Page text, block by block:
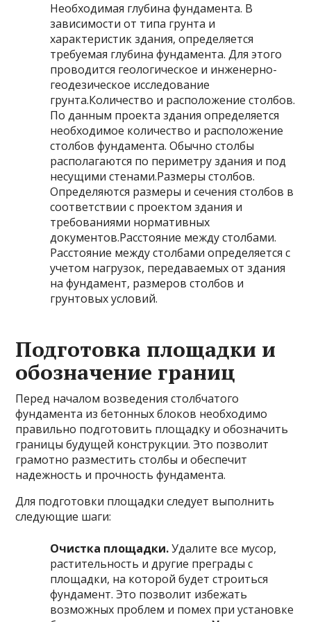
Необходимая глубина фундамента. В
зависимости от типа грунта и
характеристик здания, определяется
требуемая глубина фундамента. Для этого
проводится геологическое и инженерно-
геодезическое исследование
грунта.Количество и расположение столбов.
По данным проекта здания определяется
необходимое количество и расположение
столбов фундамента. Обычно столбы
располагаются по периметру здания и под
несущими стенами.Размеры столбов.
Определяются размеры и сечения столбов в
соответствии с проектом здания и
требованиями нормативных
документов.Расстояние между столбами.
Расстояние между столбами определяется с
учетом нагрузок, передаваемых от здания
на фундамент, размеров столбов и
грунтовых условий.
Подготовка площадки и
обозначение границ
Перед началом возведения столбчатого
фундамента из бетонных блоков необходимо
правильно подготовить площадку и обозначить
границы будущей конструкции. Это позволит
грамотно разместить столбы и обеспечит
надежность и прочность фундамента.
Для подготовки площадки следует выполнить
следующие шаги:
Очистка площадки.Удалите все мусор,
растительность и другие преграды с
площадки, на которой будет строиться
фундамент. Это позволит избежать
возможных проблем и помех при установке